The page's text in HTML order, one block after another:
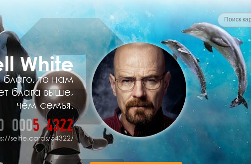
White
благо, то нам
блага выше,
чем семья.
0005 4322
selfie.cards/54322/